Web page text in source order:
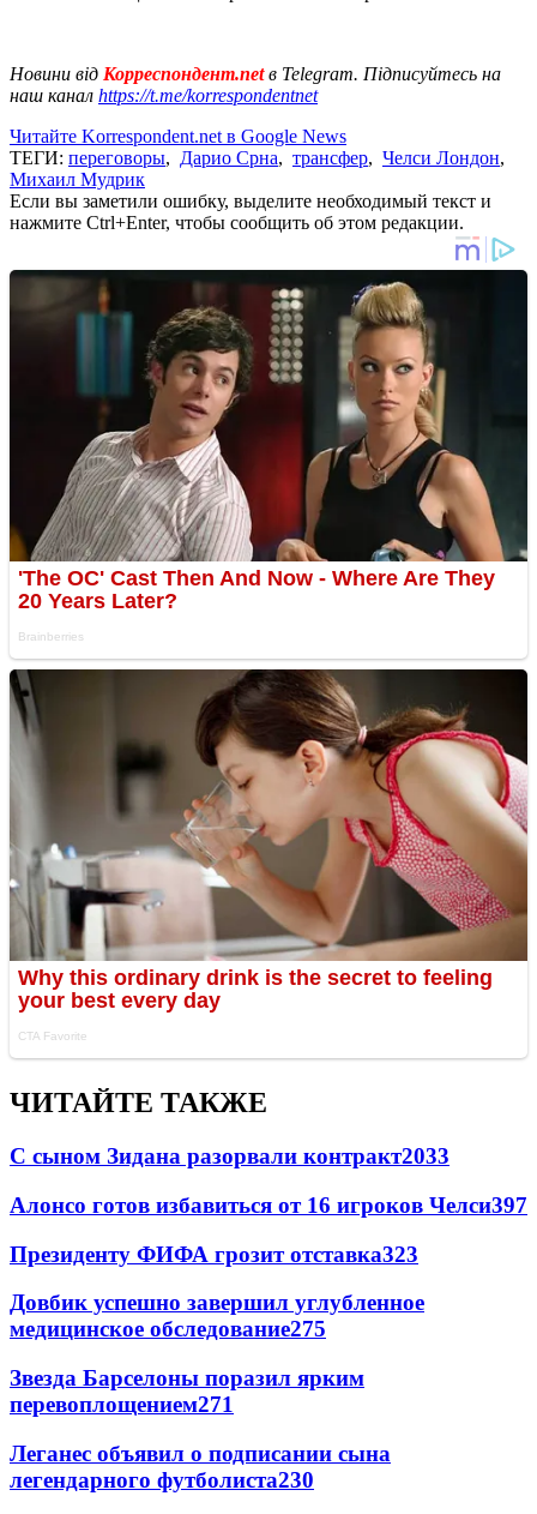
Новини від Корреспондент.netв Telegram. Підписуйтесь на
наш канал https://t.me/korrespondentnet
Читайте Korrespondent.net в Google News
ТЕГИ: переговоры, Дарио Срна, трансфер, Челси Лондон,
Михаил Мудрик
Если вы заметили ошибку, выделите необходимый текст и
нажмите Ctrl+Enter, чтобы сообщить об этом редакции.
ЧИТАЙТЕ ТАКЖЕ
С сыном Зидана разорвали контракт2033
Алонсо готов избавиться от 16 игроков Челси397
Президенту ФИФА грозит отставка323
Довбик успешно завершил углубленное
медицинское обследование275
Звезда Барселоны поразил ярким
перевоплощением271
Леганес объявил о подписании сына
легендарного футболиста230